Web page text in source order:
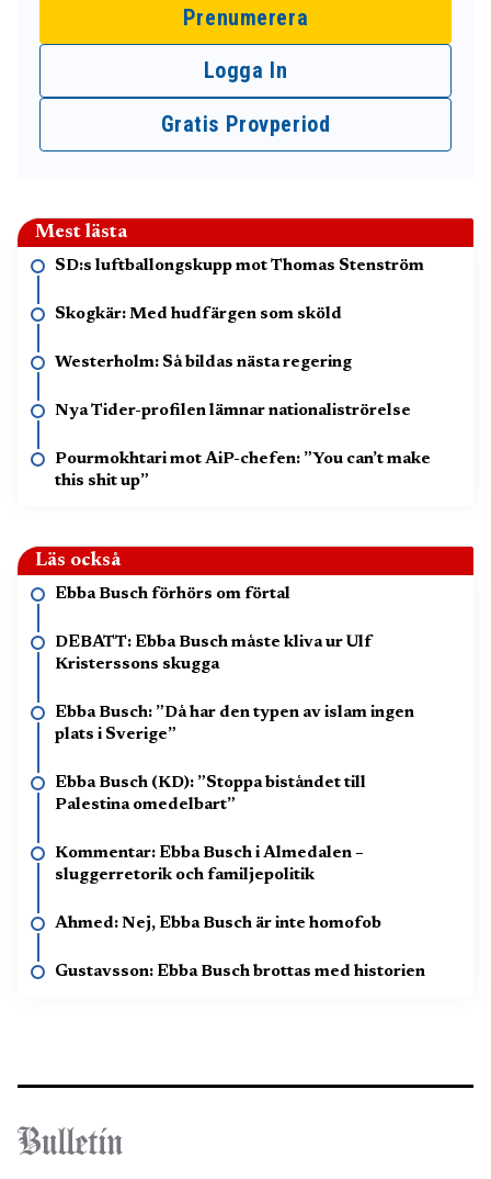
Prenumerera
Logga In
Gratis Provperiod
Mest lästa
SD:s luftballongskupp mot Thomas Stenström
Skogkär: Med hudfärgen som sköld
Westerholm: Så bildas nästa regering
Nya Tider-profilen lämnar nationaliströrelse
Pourmokhtari mot AiP-chefen: ”You can’t make
this shit up”
Läs också
Ebba Busch förhörs om förtal
DEBATT: Ebba Busch måste kliva ur Ulf
Kristerssons skugga
Ebba Busch: ”Då har den typen av islam ingen
plats i Sverige”
Ebba Busch (KD): ”Stoppa biståndet till
Palestina omedelbart”
Kommentar: Ebba Busch i Almedalen –
sluggerretorik och familjepolitik
Ahmed: Nej, Ebba Busch är inte homofob
Gustavsson: Ebba Busch brottas med historien